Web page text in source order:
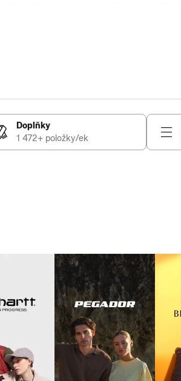
Doplňky
1 472+ položky/ek